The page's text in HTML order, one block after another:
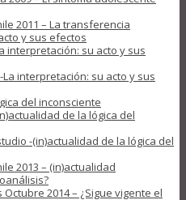
2011 – La transferencia
y sus efectos
interpretación: su acto y sus
La interpretación: su acto y sus
del inconsciente
de la lógica del
-(in)actualidad de la lógica del
2013 – (in)actualidad
Octubre 2014 – ¿Sigue vigente el